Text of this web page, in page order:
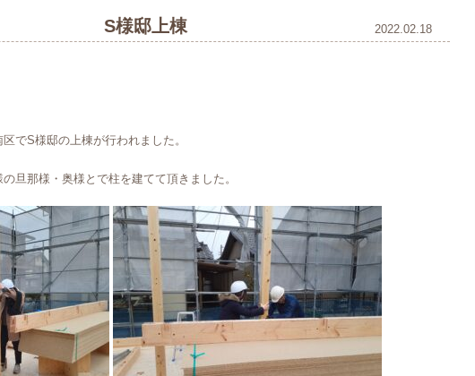
S様邸上棟 2022.02.18
でS様邸の上棟が行われました。
旦那様・奥様とで柱を建てて頂きました。